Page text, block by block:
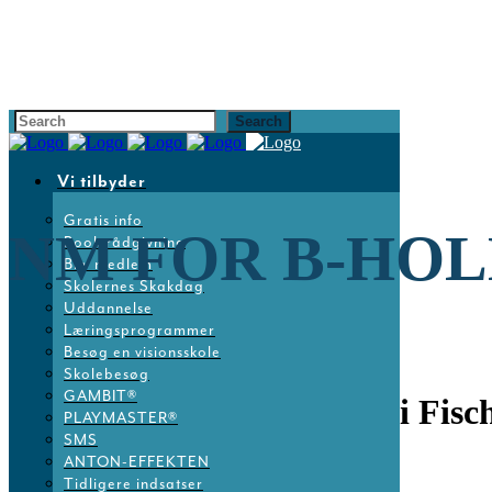
Vi tilbyder
Gratis info
Book rådgivning
Bliv medlem
Skolernes Skakdag
Uddannelse
Læringsprogrammer
Besøg en visionsskole
Skolebesøg
GAMBIT®
PLAYMASTER®
SMS
ANTON-EFFEKTEN
Tidligere indsatser
NM FOR B-
15 sepNM for B-Hold – i
Posted at 13:37hinNyheder